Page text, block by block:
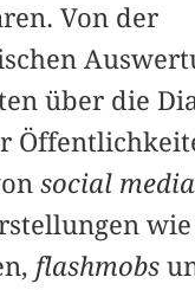
Von der
über die
social media
wie
flashmobs